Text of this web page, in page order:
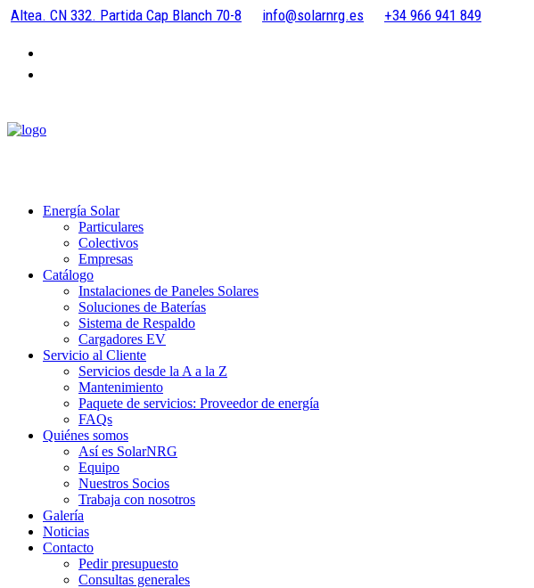
Altea. CN 332. Partida Cap Blanch 70-8 info@solarnrg.es +34 966 941 849
Energía Solar
Particulares
Colectivos
Empresas
Catálogo
Instalaciones de Paneles Solares
Soluciones de Baterías
Sistema de Respaldo
Cargadores EV
Servicio al Cliente
Servicios desde la A a la Z
Mantenimiento
Paquete de servicios: Proveedor de energía
FAQs
Quiénes somos
Así es SolarNRG
Equipo
Nuestros Socios
Trabaja con nosotros
Galería
Noticias
Contacto
Pedir presupuesto
Consultas generales